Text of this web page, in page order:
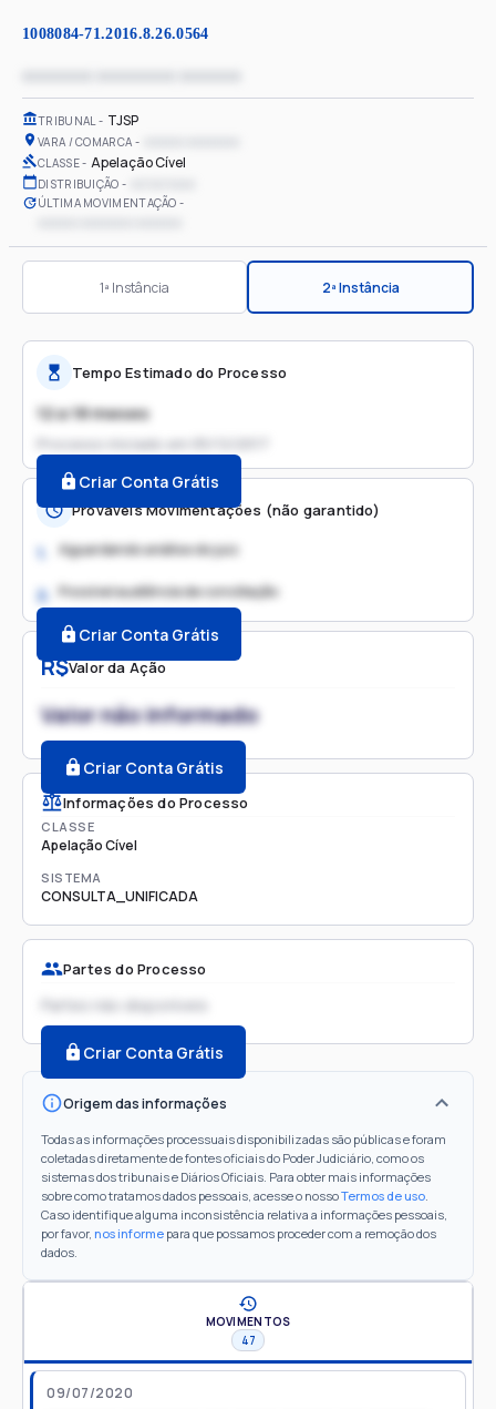
1008084-71.2016.8.26.0564
TRIBUNAL TJSP
VARA / COMARCA
CLASSE Apelação Cível
DISTRIBUIÇÃO
ÚLTIMA MOVIMENTAÇÃO
1ª Instância 2ª Instância
R$Valor da Ação
Valor não informado
Criar Conta Grátis
Informações do Processo
CLASSE
Apelação Cível
SISTEMA
CONSULTA_UNIFICADA
Partes do Processo
Partes não disponíveis
Criar Conta Grátis
Origem das informações
Todas as informações processuais disponibilizadas são públicas e foram
coletadas diretamente de fontes oficiais do Poder Judiciário, como os
sistemas dos tribunais e Diários Oficiais. Para obter mais informações
sobre como tratamos dados pessoais, acesse o nossoTermos de uso.
Caso identifique alguma inconsistência relativa a informações pessoais,
por favor, nos informe para que possamos proceder com a remoção dos
dados.
Tempo Estimado do Processo
12 a 18 meses
Processo iniciado em
Criar Conta Grátis
Prováveis Movimentações (não garantido)
1. Aguardando análise do juiz
2. Possível audiência de conciliação
Criar Conta Grátis
MOVIMENTOS
47
09/07/2020